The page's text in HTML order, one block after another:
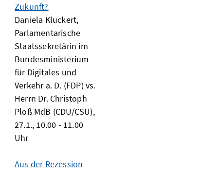
Zukunft?
Daniela Kluckert,
Parlamentarische
Staatssekretärin im
Bundesministerium
für Digitales und
Verkehr a. D. (FDP) vs.
Herrn Dr. Christoph
Ploß MdB (CDU/CSU),
27.1., 10.00 - 11.00
Uhr
Aus der Rezession